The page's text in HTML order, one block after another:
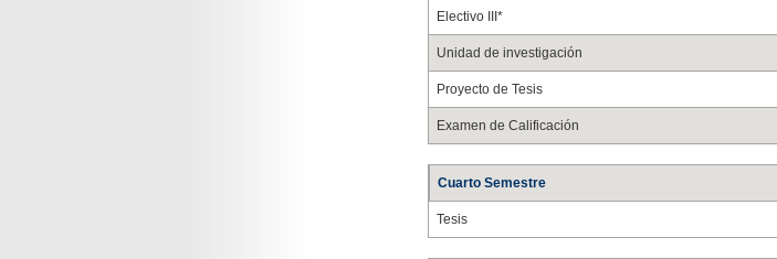
Electivo III*
Unidad de investigación
Proyecto de Tesis
Examen de Calificación
Cuarto Semestre
Tesis